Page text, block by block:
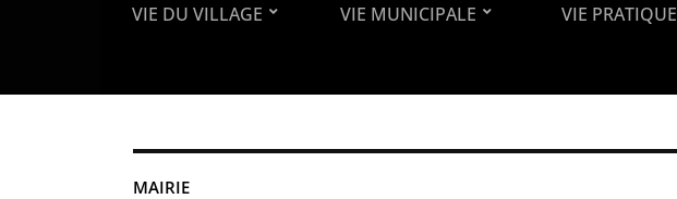
VIE DU VILLAGE VIE MUNICIPALE VIE PRATIQUE
MAIRIE